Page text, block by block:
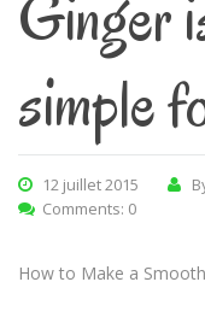
Ginger
simple
12 juillet 2015
Comments: 0
How to Make a